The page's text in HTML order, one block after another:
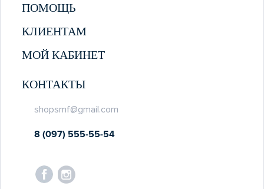
ПОМОЩЬ
КЛИЕНТАМ
МОЙ КАБИНЕТ
КОНТАКТЫ
shopsmf@gmail.com
8 (097) 555-55-54